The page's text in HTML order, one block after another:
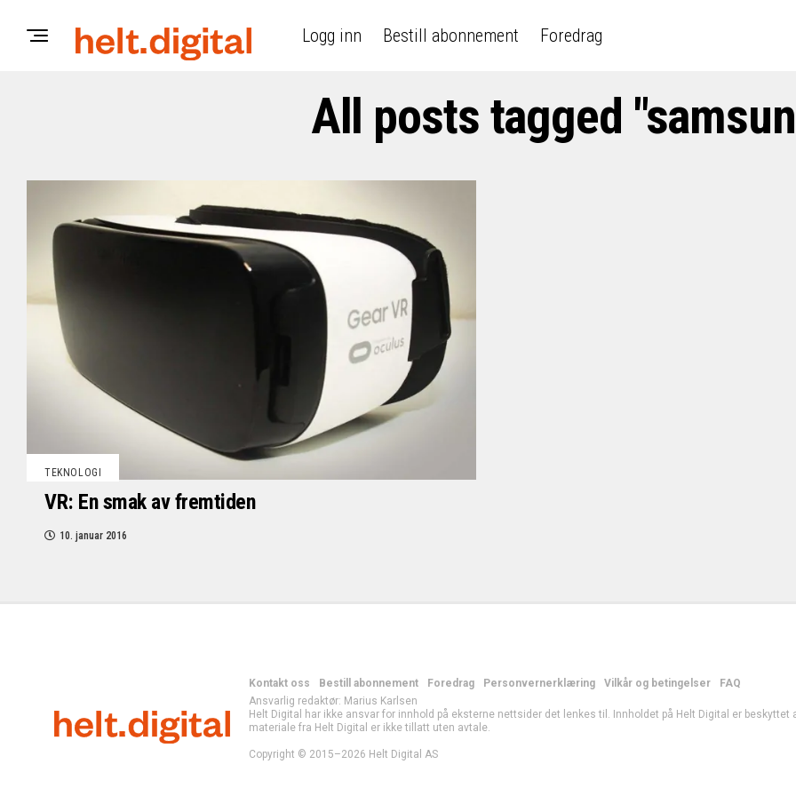
Logg inn Bestill abonnement Foredrag
All posts tagged
TEKNOLOGI
VR: En smak av fremtiden
10. januar 2016
Kontakt oss Bestill abonnement Foredrag Personvernerklæring Vilkår og betingelser
FAQ
Ansvarlig redaktør: Marius Karlsen
Helt Digital har ikke ansvar for innhold på eksterne nettsider det lenkes til. Innholdet på Helt Digital er beskyttet
materiale fra Helt Digital er ikke tillatt uten avtale.
Copyright © 2015–2026 Helt Digital AS